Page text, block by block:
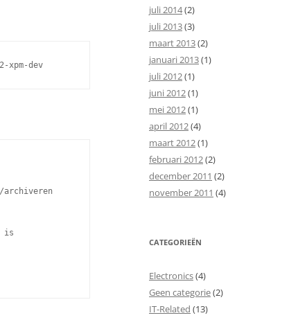
dev
archiveren
is
juli 2014(2)
juli 2013(3)
maart 2013(2)
januari 2013(1)
juli 2012(1)
juni 2012(1)
mei 2012(1)
april 2012(4)
maart 2012(1)
februari 2012(2)
december 2011 (2)
november 2011 (4)
CATEGORIEËN
Electronics(4)
Geen categorie(2)
IT-Related (13)